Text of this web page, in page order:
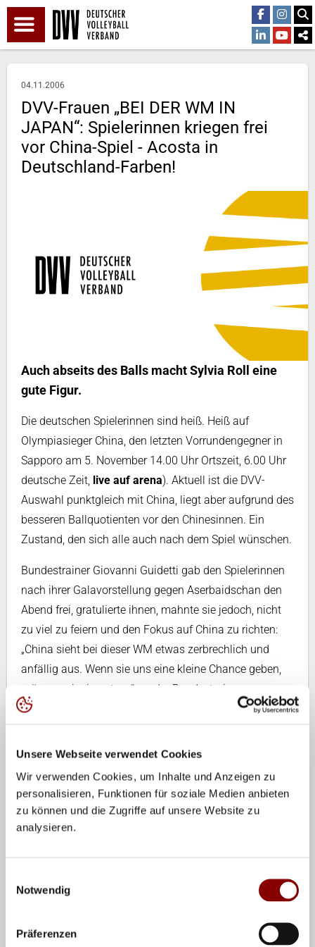
Unsere Webseite verwendet Cookies
Wir verwenden Cookies, um Inhalte und Anzeigen zu
personalisieren, Funktionen für soziale Medien anbieten
zu können und die Zugriffe auf unsere Website zu
analysieren.
Notwendig
Präferenzen
04.11.2006
DVV-Frauen „BEI DER WM IN
JAPAN“: Spielerinnen kriegen frei
vor China-Spiel - Acosta in
Deutschland-Farben!
Auch abseits des Balls macht Sylvia Roll eine
gute Figur.
Die deutschen Spielerinnen sind heiß. Heiß auf
Olympiasieger China, den letzten Vorrundengegner in
Sapporo am 5. November 14.00 Uhr Ortszeit, 6.00 Uhr
deutsche Zeit, live auf arena). Aktuell ist die DVV-
Auswahl punktgleich mit China, liegt aber aufgrund des
besseren Ballquotienten vor den Chinesinnen. Ein
Zustand, den sich alle auch nach dem Spiel wünschen.
Bundestrainer Giovanni Guidetti gab den Spielerinnen
nach ihrer Galavorstellung gegen Aserbaidschan den
Abend frei, gratulierte ihnen, mahnte sie jedoch, nicht
zu viel zu feiern und den Fokus auf China zu richten:
„China sieht bei dieser WM etwas zerbrechlich und
anfällig aus. Wenn sie uns eine kleine Chance geben,
müssen wir sie nutzen“, so der Bundestrainer.
Co-Trainer Helmut von Soosten und Spielbeobachter
Alessandro Beltrami mal wieder eine Nachtschicht ein:
„Wir gucken insgesamt fünf Videos von China. Drei
Spiele gegen uns von der Chinareise im Sommer, ein
Spiel vom Grand Prix gegen Italien und das Spiel heute
Annahme und die Angriffsrichtungen“, erklärt Guidetti
bekannt: „Die Nummer sieben Suhong Zhou ist die